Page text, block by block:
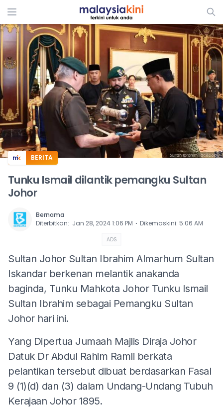
ADS
BERITA
Tunku Ismail dilantik pemangku Sultan
Johor
Bernama
Diterbitkan: Jan 28, 2024 1:06 PM ⋅ Dikemaskini: 5:06 AM
ADS
Sultan Johor Sultan Ibrahim Almarhum Sultan
Iskandar berkenan melantik anakanda
baginda, Tunku Mahkota Johor Tunku Ismail
Sultan Ibrahim sebagai Pemangku Sultan
Johor hari ini.
Yang Dipertua Jumaah Majlis Diraja Johor
Datuk Dr Abdul Rahim Ramli berkata
pelantikan tersebut dibuat berdasarkan Fasal
9 (1)(d) dan (3) dalam Undang-Undang Tubuh
Kerajaan Johor 1895.